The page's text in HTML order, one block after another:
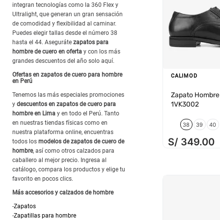
integran tecnologías como la 360 Flex y
Ultralight, que generan un gran sensación
de comodidad y flexibilidad al caminar.
Puedes elegir tallas desde el número 38
hasta el 44. Aseguráte zapatos para
hombre de cuero en oferta y con los más
grandes descuentos del año solo aquí.
Ofertas en zapatos de cuero para hombre
en Perú
Tenemos las más especiales promociones
y descuentos en zapatos de cuero para
hombre en Lima y en todo el Perú. Tanto
en nuestras tiendas físicas como en
nuestra plataforma online, encuentras
todos los modelos de zapatos de cuero de
hombre, así como otros calzados para
caballero al mejor precio. Ingresa al
catálogo, compara los productos y elige tu
favorito en pocos clics.
Más accesorios y calzados de hombre
-Zapatos
-Zapatillas para hombre
CALIMOD
Zapato
1VK3002
38 39 40
S/ 349.00